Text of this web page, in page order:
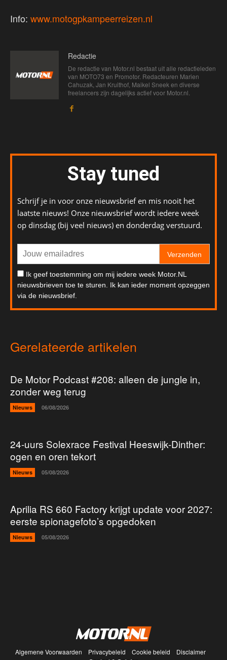
Info: www.motogpkampeerreizen.nl
Redactie
De redactie van Motor.nl bestaat uit alle redactieleden
van MOTO73 en Promotor. Redacteuren Marien
Cahuzak, Jan Kruithof, Maikel Sneek en diverse
freelancers zijn dagelijks actief voor Motor.nl.
Stay tuned
Schrijf je in voor onze nieuwsbrief en mis nooit het
laatste nieuws! Onze nieuwsbrief wordt iedere week
op dinsdag (bij veel nieuws) en donderdag verstuurd.
Verzenden
Ik geef toestemming om mij iedere week Motor.NL
nieuwsbrieven toe te sturen. Ik kan ieder moment opzeggen
via de nieuwsbrief.
Gerelateerde artikelen
De Motor Podcast #208: alleen de jungle in,
zonder weg terug
Nieuws 06/08/2026
24-uurs Solexrace Festival Heeswijk-Dinther:
ogen en oren tekort
Nieuws 05/08/2026
Aprilia RS 660 Factory krijgt update voor 2027:
eerste spionagefoto’s opgedoken
Nieuws 05/08/2026
Algemene Voorwaarden Privacybeleid Cookie beleid
Disclaimer